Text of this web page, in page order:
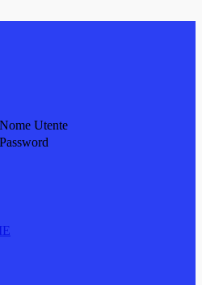
Nome Utente
Password